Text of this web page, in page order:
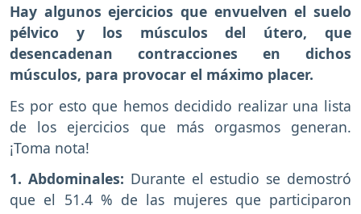
Hay algunos ejercicios que envuelven el suelo
pélvico y los músculos del útero, que
desencadenan contracciones en dichos
músculos, para provocar el máximo placer.
Es por esto que hemos decidido realizar una lista
de los ejercicios que más orgasmos generan.
¡Toma nota!
1. Abdominales: Durante el estudio se demostró
que el 51.4 % de las mujeres que participaron